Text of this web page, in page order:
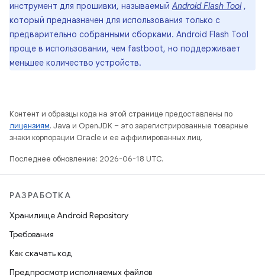
инструмент для прошивки, называемыйAndroid Flash Tool,
который предназначен для использования только с
предварительно собранными сборками. Android Flash Tool
проще в использовании, чем fastboot, но поддерживает
меньшее количество устройств.
Контент и образцы кода на этой странице предоставлены по
лицензиям. Java и OpenJDK – это зарегистрированные товарные
знаки корпорации Oracle и ее аффилированных лиц.
Последнее обновление: 2026-06-18 UTC.
РАЗРАБОТКА
Хранилище Android Repository
Требования
Как скачать код
Предпросмотр исполняемых файлов